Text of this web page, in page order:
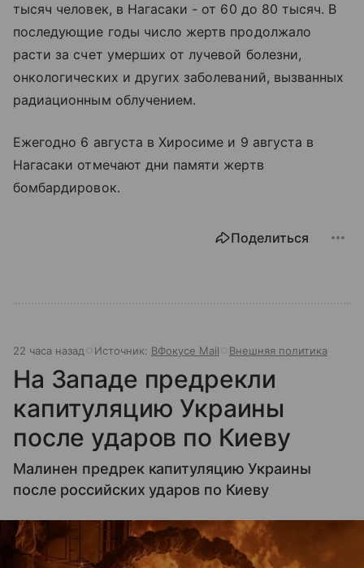
тысяч человек, в Нагасаки - от 60 до 80 тысяч. В
последующие годы число жертв продолжало
расти за счет умерших от лучевой болезни,
онкологических и других заболеваний, вызванных
радиационным облучением.
Ежегодно 6 августа в Хиросиме и 9 августа в
Нагасаки отмечают дни памяти жертв
бомбардировок.
Поделиться
22 часа назад Источник: ВФокусе Mail Внешняя политика
На Западе предрекли
капитуляцию Украины
после ударов по Киеву
Малинен предрек капитуляцию Украины
после российских ударов по Киеву